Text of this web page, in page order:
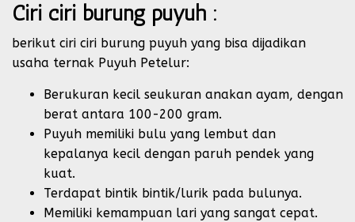
Ciri ciri burung puyuh :
berikut ciri ciri burung puyuh yang bisa dijadikan
usaha ternak Puyuh Petelur:
Berukuran kecil seukuran anakan ayam, dengan
berat antara 100-200 gram.
Puyuh memiliki bulu yang lembut dan
kepalanya kecil dengan paruh pendek yang
kuat.
Terdapat bintik bintik/lurik pada bulunya.
Memiliki kemampuan lari yang sangat cepat.